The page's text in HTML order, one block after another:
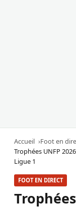
Accueil
Foot en
Trophées UNFP
Ligue 1
FOOT EN DIRECT